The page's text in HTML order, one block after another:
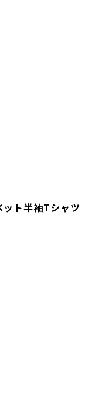
ット半袖Tシャツ